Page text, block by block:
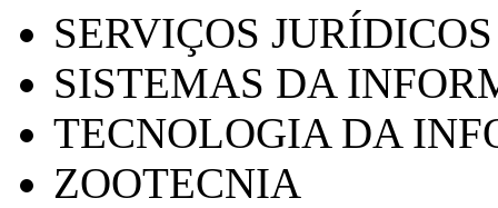
SERVIÇOS
SISTEMAS DA
TECNOLOGIA DA
ZOOTECNIA